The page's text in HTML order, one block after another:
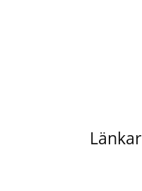
Länkar